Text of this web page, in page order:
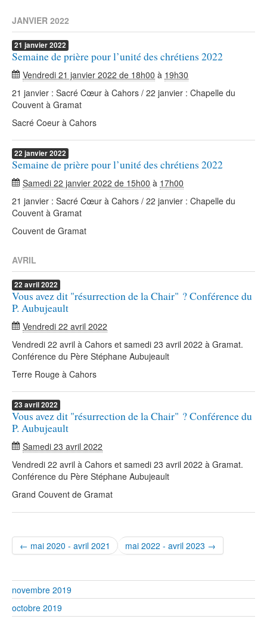
JANVIER 2022
21 janvier2022
Semaine de prière pour l’unité des chrétiens 2022
Vendredi 21 janvier 2022 de 18h00 à 19h30
21 janvier : Sacré Cœur à Cahors / 22 janvier : Chapelle du
Couvent à Gramat
Sacré Coeur à Cahors
22 janvier2022
Semaine de prière pour l’unité des chrétiens 2022
Samedi 22 janvier 2022 de 15h00 à 17h00
21 janvier : Sacré Cœur à Cahors / 22 janvier : Chapelle du
Couvent à Gramat
Couvent de Gramat
AVRIL
22 avril2022
Vous avez dit "résurrection de la Chair" ? Conférence du
P. Aubujeault
Vendredi 22 avril 2022
Vendredi 22 avril à Cahors et samedi 23 avril 2022 à Gramat.
Conférence du Père Stéphane Aubujeault
Terre Rouge à Cahors
23 avril2022
Vous avez dit "résurrection de la Chair" ? Conférence du
P. Aubujeault
Samedi 23 avril 2022
Vendredi 22 avril à Cahors et samedi 23 avril 2022 à Gramat.
Conférence du Père Stéphane Aubujeault
Grand Couvent de Gramat
← mai 2020 - avril 2021 mai 2022 - avril 2023 →
novembre 2019
octobre 2019